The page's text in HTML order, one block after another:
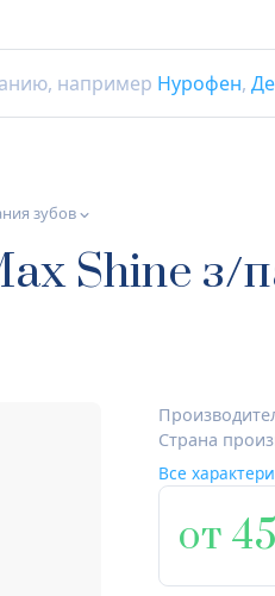
например Нурофен,
зубов
Shine з/
Страна
Все
от